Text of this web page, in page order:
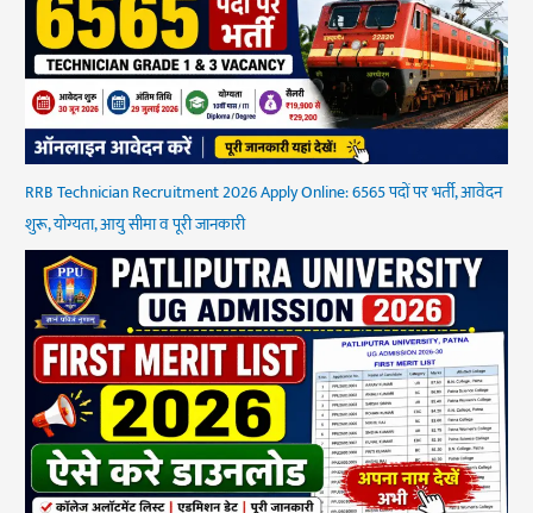
RRB Technician Recruitment 2026 Apply Online: 6565 पदों पर भर्ती, आवेदन
शुरू, योग्यता, आयु सीमा व पूरी जानकारी